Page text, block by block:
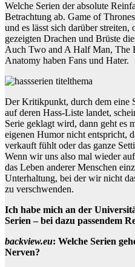
Welche Serien der absolute
Betrachtung ab. Game of
und es lässt sich darüber
gezeigten Drachen und Brüste
Auch Two and A Half Man, The
Anatomy haben Fans und Hater.
Der Kritikpunkt, durch dem eine
auf deren Hass-Liste landet,
Serie geklagt wird, dann geht es
eigenen Humor nicht entspricht,
verkauft fühlt oder das ganze
Wenn wir uns also mal wieder
das Leben anderer Menschen
Unterhaltung, bei der wir nicht
zu verschwenden.
Ich habe mich an der
Serien – bei dazu passendem
backview.eu: Welche Serien
Nerven?